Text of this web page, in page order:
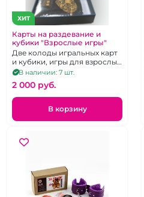
ХИТ
Карты на раздевание и
кубики "Взрослые игры"
Две колоды игральных карт
и кубики, игры для взрослых
"Любовь"
В наличии: 7 шт.
2 000 pуб.
В корзину